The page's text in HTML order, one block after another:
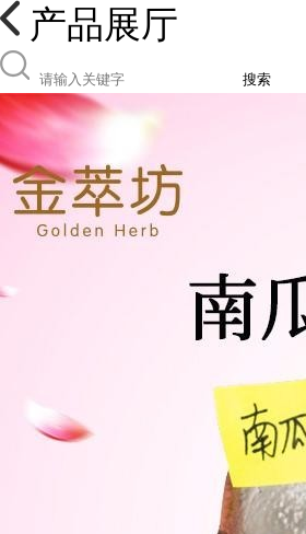
产品展厅
搜索